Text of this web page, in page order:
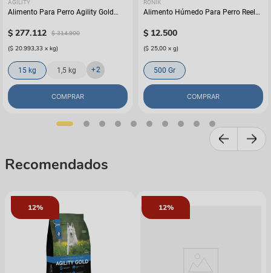
AGILITY
Alimento Para Perro Agility Gold
$ 277.112 $ 314.900
($ 20.993,33 x kg)
15 kg 1,5 kg +2
COMPRAR
RONIK
Alimento Húmedo Para Perro Reelds
$ 12.500
($ 25,00 x g)
500 Gr
COMPRAR
Recomendados
12% 12%